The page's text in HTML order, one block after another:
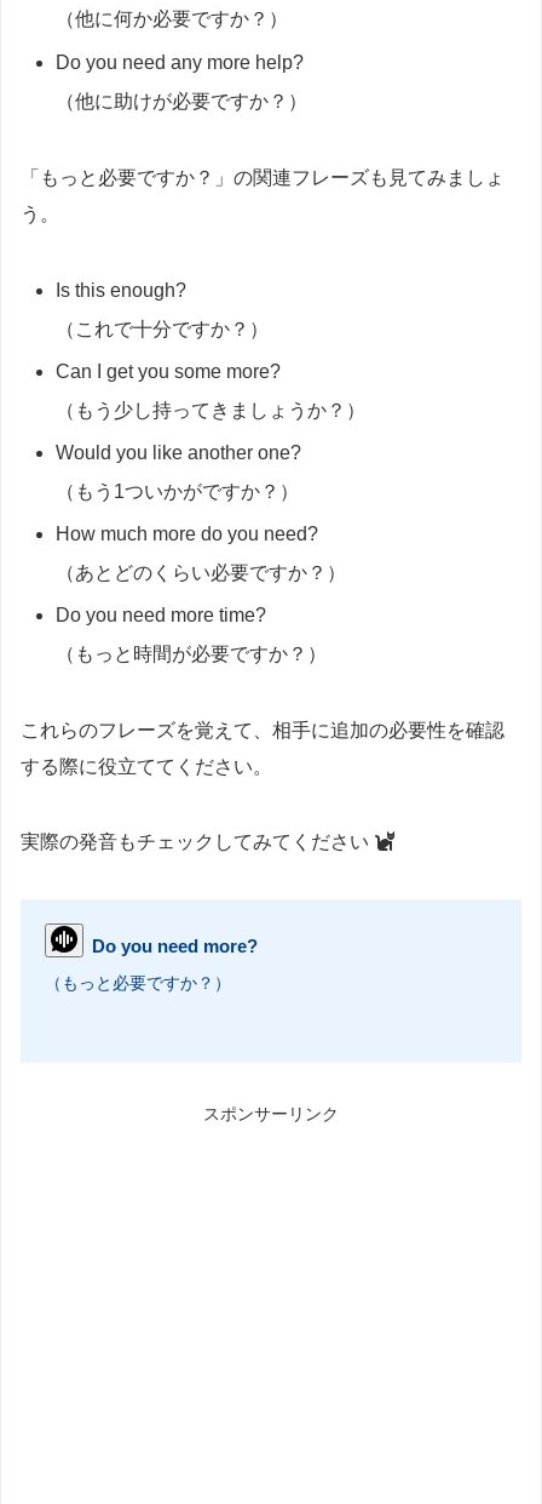
（他に何か必要ですか？）
Do you need any more help?
（他に助けが必要ですか？）
「もっと必要ですか？」の関連フレーズも見てみましょ
う。
Is this enough?
（これで十分ですか？）
Can I get you some more?
（もう少し持ってきましょうか？）
Would you like another one?
（もう1ついかがですか？）
How much more do you need?
（あとどのくらい必要ですか？）
Do you need more time?
（もっと時間が必要ですか？）
これらのフレーズを覚えて、相手に追加の必要性を確認
する際に役立ててください。
実際の発音もチェックしてみてください
Do you need more?
（もっと必要ですか？）
スポンサーリンク